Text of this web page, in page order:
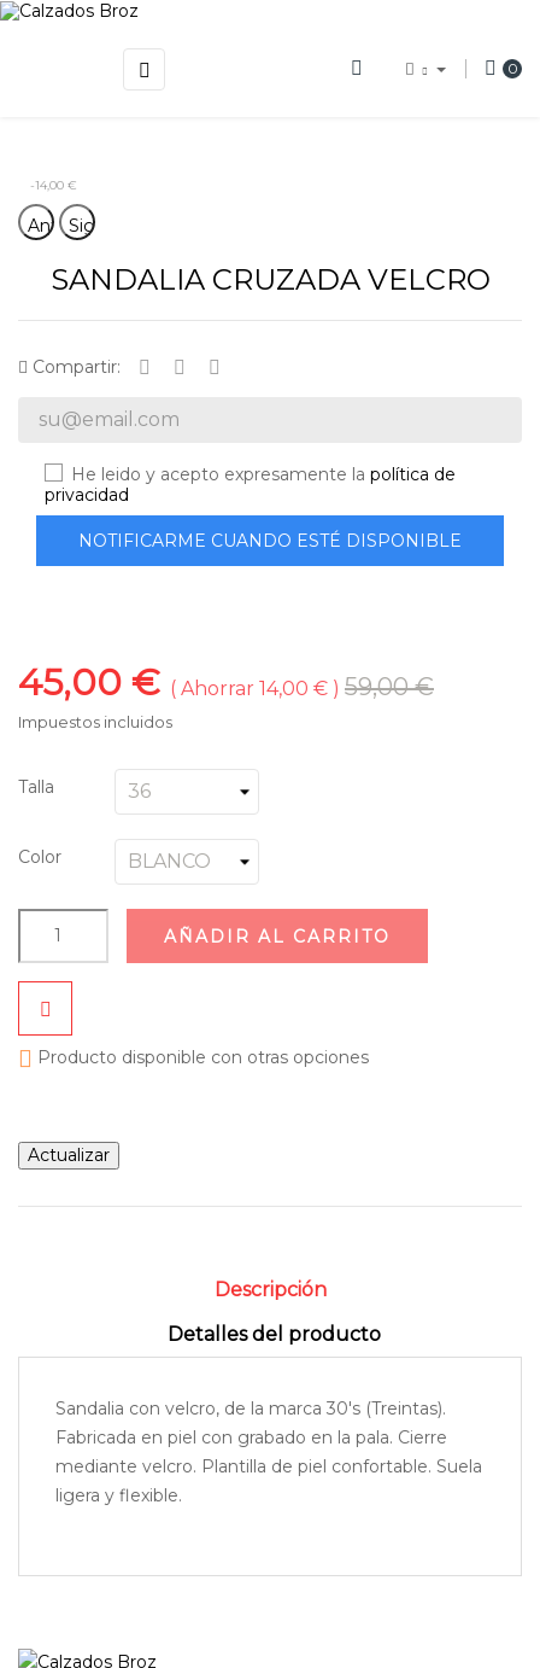
Navegación
de
☰ 0
-14,00 €
AnteriorSiguiente
SANDALIA CRUZADA VELCRO
Compartir:
He leido y acepto expresamente lapolítica de
privacidad
NOTIFICARME CUANDO ESTÉ DISPONIBLE
45,00 € Ahorrar 14,00 € 59,00 €
Impuestos incluidos
Talla
Color
AÑADIR AL CARRITO
 Producto disponible con otras opciones
Descripción
Detalles del producto
Sandalia con velcro, de la marca 30's (Treintas).
Fabricada en piel con grabado en la pala. Cierre
mediante velcro. Plantilla de piel confortable. Suela
ligera y flexible.